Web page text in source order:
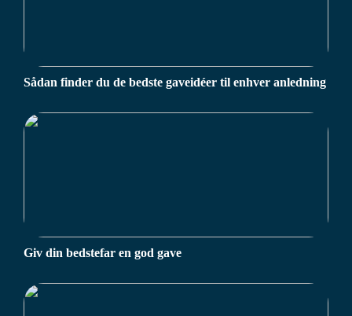
Sådan finder du de bedste gaveidéer til enhver anledning
Giv din bedstefar en god gave